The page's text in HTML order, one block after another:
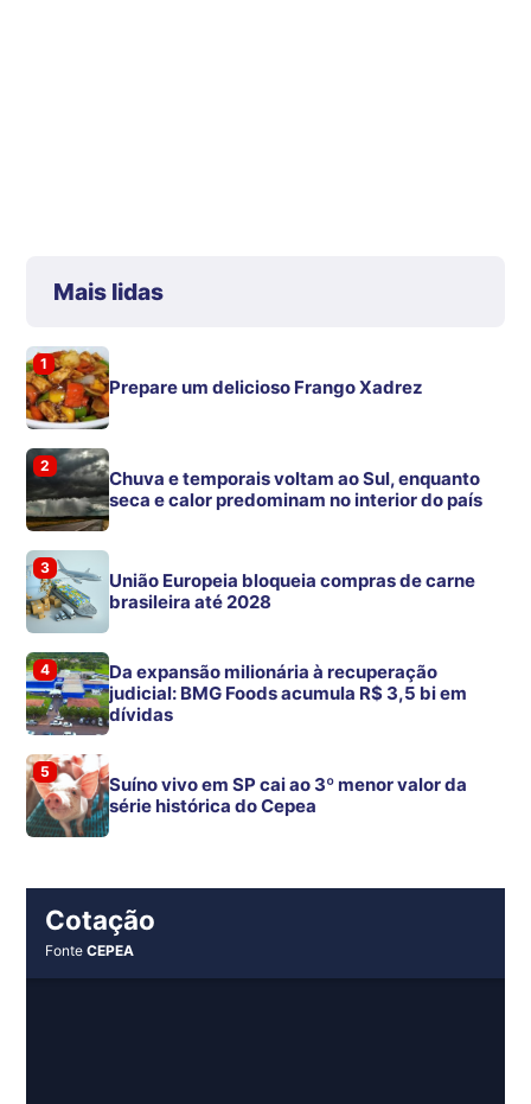
Mais lidas
1
Prepare um delicioso Frango Xadrez
2
Chuva e temporais voltam ao Sul, enquanto
seca e calor predominam no interior do país
3
União Europeia bloqueia compras de carne
brasileira até 2028
4
Da expansão milionária à recuperação
judicial: BMG Foods acumula R$ 3,5 bi em
dívidas
5
Suíno vivo em SP cai ao 3º menor valor da
série histórica do Cepea
Cotação
FonteCEPEA